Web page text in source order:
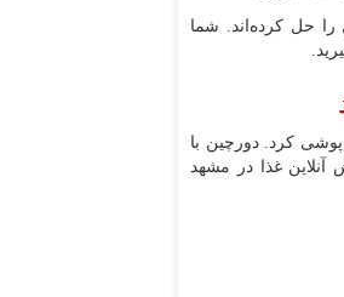
را حل کرده‌اند. شما
کرد. دورچین با
آنلاین غذا در مشهد